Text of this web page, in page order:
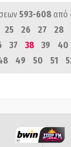
593-608 από
25 26 27 28
37 38 39 40
49 50 51